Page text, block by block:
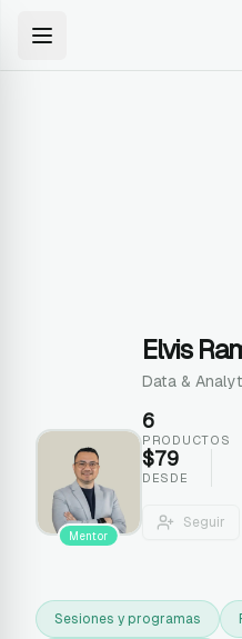
Mentor
Elvis
Data &
6
PRODUCTOS
$79
DESDE
Seguir
Sesiones y programas